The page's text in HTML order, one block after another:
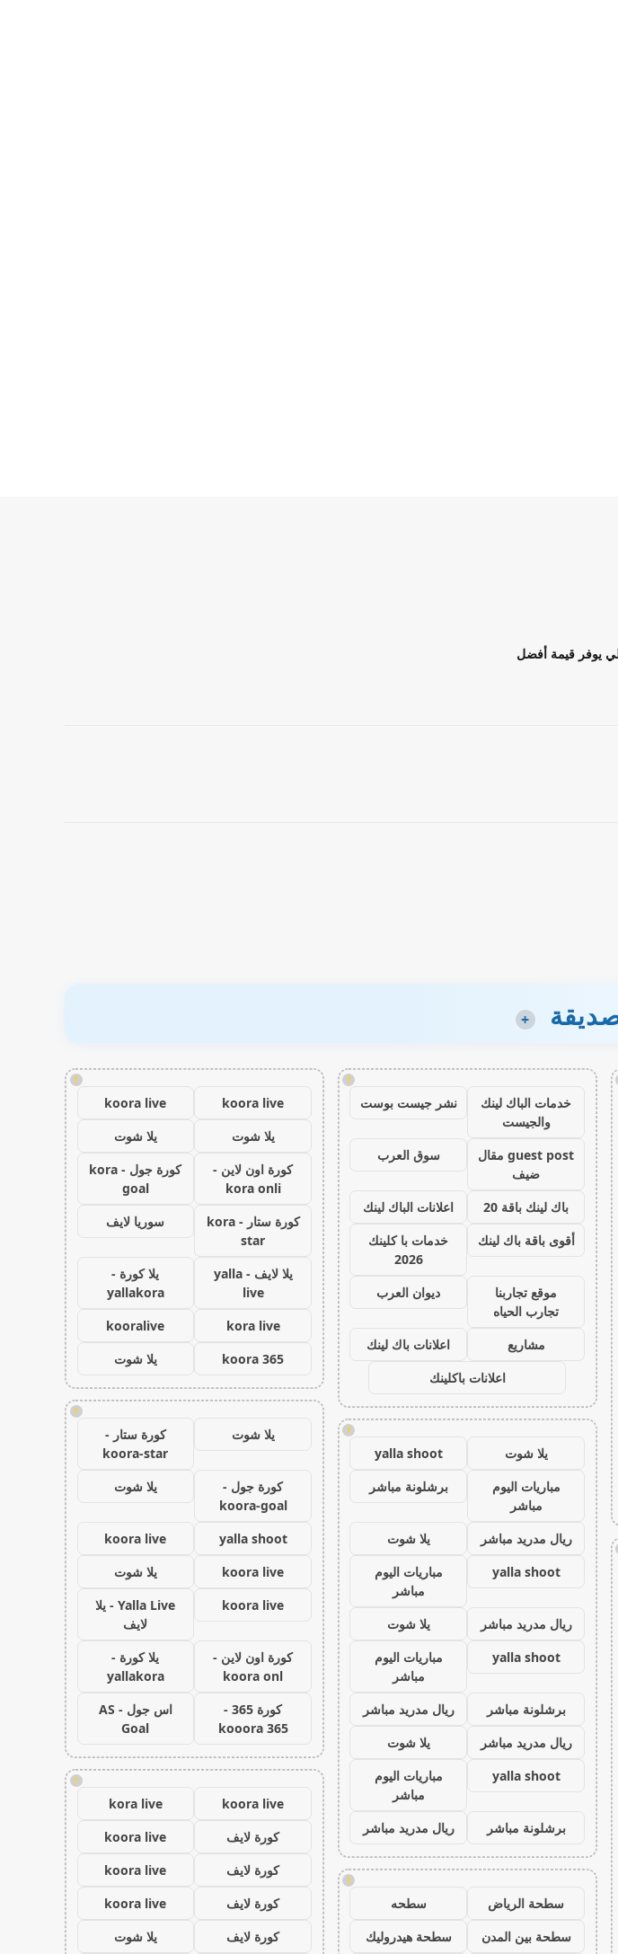
+
!
خدمات الباك لينك
والجيست
نشر جيست بوست
guest post مقال
ضيف
سوق العرب
باك لينك باقة 20
اعلانات الباك لينك
أقوى باقة باك لينك
خدمات با كلينك
2026
موقع تجاربنا
تجارب الحياه
ديوان العرب
مشاريع
اعلانات باك لينك
اعلانات باكلينك
!
يلا شوت
yalla shoot
مباريات اليوم
مباشر
برشلونة مباشر
ريال مدريد مباشر
يلا شوت
yalla shoot
مباريات اليوم
مباشر
ريال مدريد مباشر
يلا شوت
yalla shoot
مباريات اليوم
مباشر
برشلونة مباشر
ريال مدريد مباشر
ريال مدريد مباشر
يلا شوت
yalla shoot
مباريات اليوم
مباشر
برشلونة مباشر
ريال مدريد مباشر
!
سطحة الرياض
سطحه
سطحة بين المدن
سطحة هيدروليك
!
koora live
koora live
يلا شوت
يلا شوت
كورة اون لاين -
kora onli
كورة جول - kora
goal
كورة ستار - kora
star
سوريا لايف
يلا لايف - yalla
live
يلا كورة -
yallakora
kora live
kooralive
koora 365
يلا شوت
!
يلا شوت
كورة ستار -
koora-star
كورة جول -
koora-goal
يلا شوت
yalla shoot
koora live
koora live
يلا شوت
koora live
Yalla Live - يلا
لايف
كورة اون لاين -
koora onl
يلا كورة -
yallakora
كورة 365 -
kooora 365
اس جول - AS
Goal
!
koora live
kora live
كورة لايف
koora live
كورة لايف
koora live
كورة لايف
koora live
كورة لايف
يلا شوت